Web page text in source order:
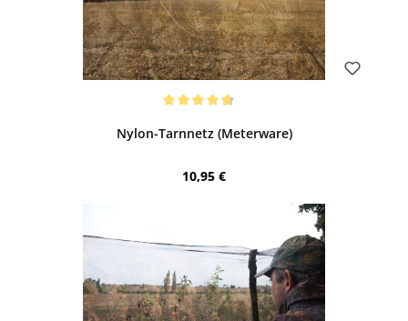
Nylon-Tarnnetz (Meterware)
Regulärer Preis:
10,95 €